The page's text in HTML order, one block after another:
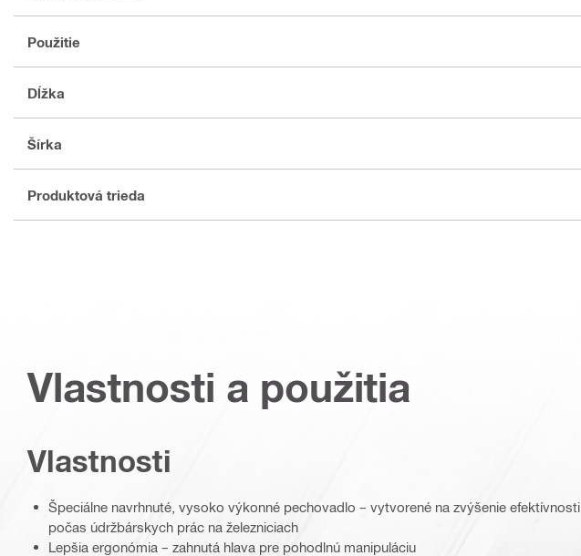
Použitie
Dĺžka
Šírka
Produktová trieda
Vlastnosti a použitia
Vlastnosti
Špeciálne navrhnuté, vysoko výkonné pechovadlo – vytvorené na zvýšenie efektívnosti
počas údržbárskych prác na železniciach
Lepšia ergonómia – zahnutá hlava pre pohodlnú manipuláciu